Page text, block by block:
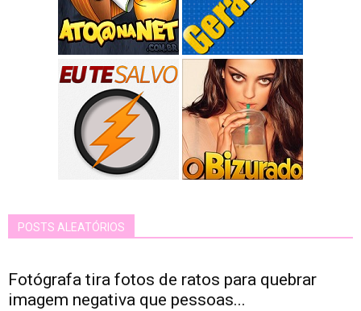
POSTS ALEATÓRIOS
Fotógrafa tira fotos de ratos para quebrar
imagem negativa que pessoas...